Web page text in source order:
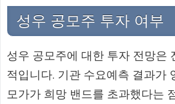
성우 공모주 투자 여부
성우 공모주에 대한 투자 전망은
적입니다. 기관 수요예측 결과가
모가가 희망 밴드를 초과했다는